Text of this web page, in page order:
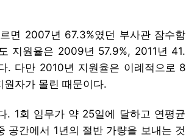
면 2007년 67.3%였던 부사관 잠수함
지원율은 2009년 57.9%, 2011년 41.
. 다만 2010년 지원율은 이례적으로 8
자가 몰린 때문이다.
. 1회 임무가 약 25일에 달하고 연평균
공간에서 1년의 절반 가량을 보내는 것